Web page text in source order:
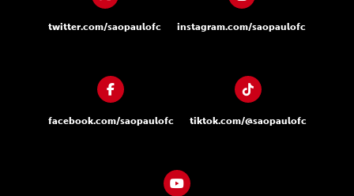
twitter.com/saopaulofc instagram.com/saopaulofc
facebook.com/saopaulofc tiktok.com/@saopaulofc